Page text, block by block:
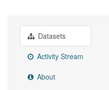
Datasets
Activity Stream
About